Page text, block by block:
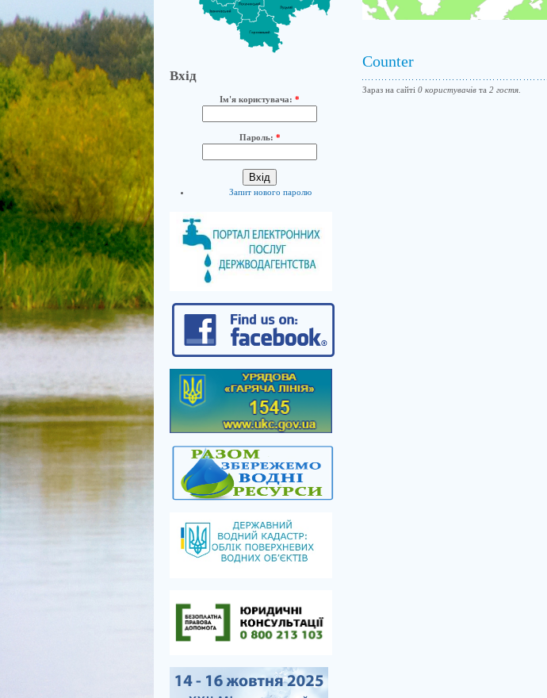
Вхід
Ім'я користувача: *
Пароль: *
Запит нового паролю
Counter
Зараз на сайті 0 користувачівта 2 гостя.